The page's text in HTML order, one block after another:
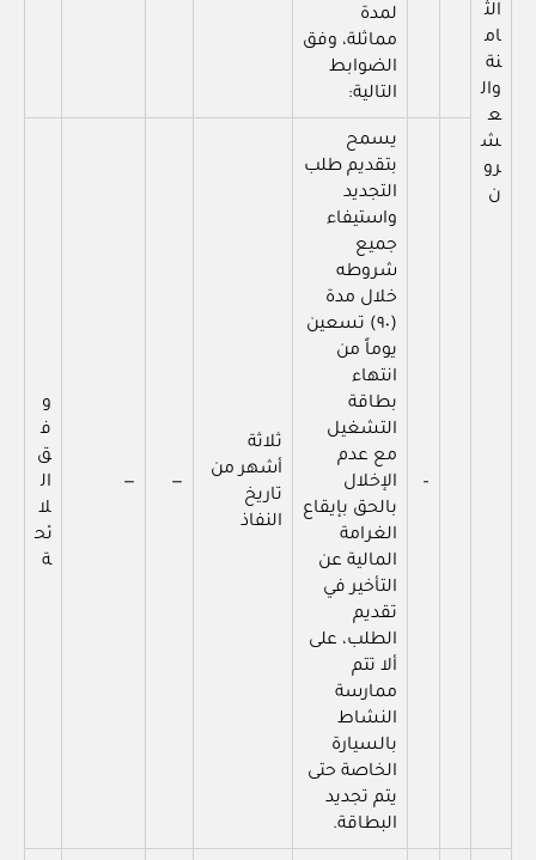
الث
ام
نة
وال
ع
ش
رو
ن
لمدة
مماثلة، وفق
الضوابط
التالية:
–
يسمح
بتقديم طلب
التجديد
واستيفاء
جميع
شروطه
خلال مدة
(٩٠) تسعين
يوماً من
انتهاء
بطاقة
التشغيل
مع عدم
الإخلال
بالحق بإيقاع
الغرامة
المالية عن
التأخير في
تقديم
الطلب، على
ألا تتم
ممارسة
النشاط
بالسيارة
الخاصة حتى
يتم تجديد
البطاقة.
ثلاثة
أشهر من
تاريخ
النفاذ
—
—
و
ف
ق
ال
لا
ئح
ة